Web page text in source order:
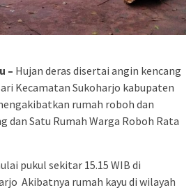
– Hujan deras disertai angin kencang
Kecamatan Sukoharjo kabupaten
rumah roboh dan
dan Satu Rumah Warga Roboh Rata
pukul sekitar 15.15 WIB di
Akibatnya rumah kayu di wilayah